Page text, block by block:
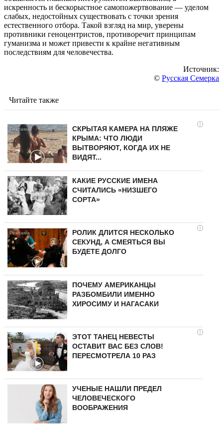
искренность и бескорыстное самопожертвование — уделом
слабых, недостойных существовать с точки зрения
естественного отбора. Такой взгляд на мир, уверены
противники геноцентристов, противоречит принципам
гуманизма и может привести к крайне негативным
последствиям для человечества.
Источник:
© Русская Семерка
Читайте также
i
СКРЫТАЯ КАМЕРА НА ПЛЯЖЕ
КРЫМА: ЧТО ЛЮДИ
ВЫТВОРЯЮТ, КОГДА ИХ НЕ
ВИДЯТ...
КАКИЕ РУССКИЕ ИМЕНА
СЧИТАЛИСЬ «НИЗШЕГО
СОРТА»
i
РОЛИК ДЛИТСЯ НЕСКОЛЬКО
СЕКУНД, А СМЕЯТЬСЯ ВЫ
БУДЕТЕ ДОЛГО
ПОЧЕМУ АМЕРИКАНЦЫ
РАЗБОМБИЛИ ИМЕННО
ХИРОСИМУ И НАГАСАКИ
i
ЭТОТ ТАНЕЦ НЕВЕСТЫ
ОСТАВИТ ВАС БЕЗ СЛОВ!
ПЕРЕСМОТРЕЛА 10 РАЗ
УЧЕНЫЕ НАШЛИ ПРЕДЕЛ
ЧЕЛОВЕЧЕСКОГО
ВООБРАЖЕНИЯ